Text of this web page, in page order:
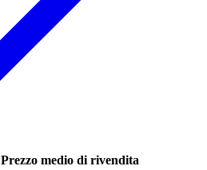
Prezzo medio di rivendita